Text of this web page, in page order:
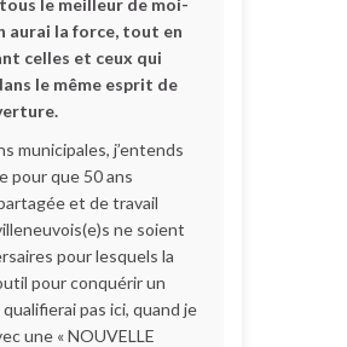
le meilleur de moi-
aurai la force, tout en
celles et ceux qui
le même esprit de
municipales, j’entends
pour que 50 ans
et de travail
ne soient
pour lesquels la
pour conquérir un
pas ici, quand je
une « NOUVELLE